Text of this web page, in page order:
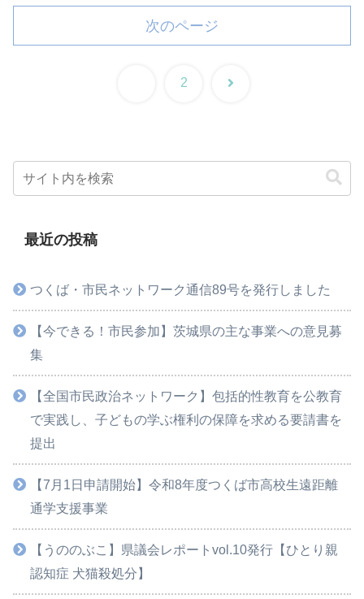
次のページ
2 次
最近の投稿
つくば・市民ネットワーク通信89号を発行しました
【今できる！市民参加】茨城県の主な事業への意見募
集
【全国市民政治ネットワーク】包括的性教育を公教育
で実践し、子どもの学ぶ権利の保障を求める要請書を
提出
【7月1日申請開始】令和8年度つくば市高校生遠距離
通学支援事業
【うののぶこ】県議会レポートvol.10発行【ひとり親
認知症 犬猫殺処分】